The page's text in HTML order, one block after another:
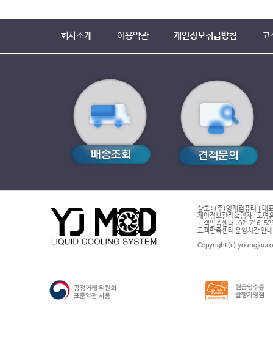
회사소개 이용약관 개인정보취급방침 고
상호 : (주)영재컴퓨터 | 대
개인정보관리책임자 : 고영
고객만족센터 : 02-716-
고객만족센터 운영시간 안
Copyright(c)